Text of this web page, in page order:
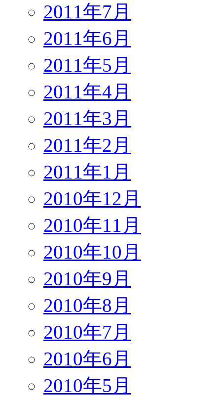
2011年7月
2011年6月
2011年5月
2011年4月
2011年3月
2011年2月
2011年1月
2010年12月
2010年11月
2010年10月
2010年9月
2010年8月
2010年7月
2010年6月
2010年5月